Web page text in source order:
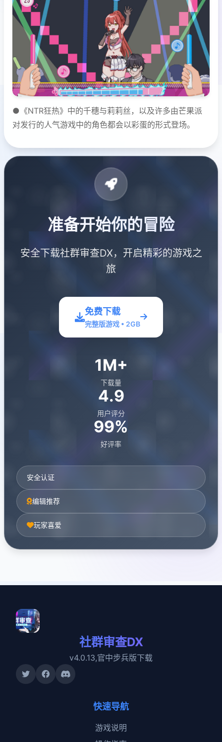
●《NTR狂热》中的千穗与莉莉丝，以及许多由芒果派
对发行的人气游戏中的角色都会以彩蛋的形式登场。
准备开始你的冒险
安全下载社群审查DX，开启精彩的游戏之
旅
免费下载
完整版游戏 • 2GB
1M+
下载量
4.9
用户评分
99%
好评率
安全认证
编辑推荐
玩家喜爱
社群审查DX
v4.0.13,官中步兵版下载
快速导航
游戏说明